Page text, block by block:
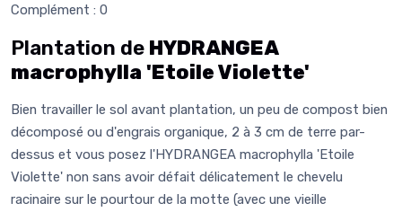
Complément : 0
Plantation de HYDRANGEA
macrophylla 'Etoile Violette'
Bien travailler le sol avant plantation, un peu de compost bien
décomposé ou d'engrais organique, 2 à 3 cm de terre par-
dessus et vous posez l'HYDRANGEA macrophylla 'Etoile
Violette' non sans avoir défait délicatement le chevelu
racinaire sur le pourtour de la motte (avec une vieille